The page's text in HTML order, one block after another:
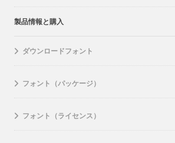
製品情報と購入
ダウンロードフォント
フォント（パッケージ）
フォント（ライセンス）